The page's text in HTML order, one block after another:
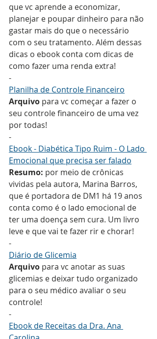
que vc aprende a economizar,
planejar e poupar dinheiro para não
gastar mais do que o necessário
com o seu tratamento. Além dessas
dicas o ebook conta com dicas de
como fazer uma renda extra!
-
Planilha de Controle Financeiro
Arquivo para vc começar a fazer o
seu controle financeiro de uma vez
por todas!
-
Ebook - Diabética Tipo Ruim - O Lado
Emocional que precisa ser falado
Resumo: por meio de crônicas
vividas pela autora, Marina Barros,
que é portadora de DM1 há 19 anos
conta como é o lado emocional de
ter uma doença sem cura. Um livro
leve e que vai te fazer rir e chorar!
-
Diário de Glicemia
Arquivo para vc anotar as suas
glicemias e deixar tudo organizado
para o seu médico avaliar o seu
controle!
-
Ebook de Receitas da Dra. Ana